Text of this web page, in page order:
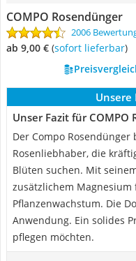
COMPO Rosendünger
2006
ab 9,00 € ( Sofort lieferbar)
Unsere
Unser Fazit für COMPO
Der Compo
Rosenliebhaber, die
Blüten suchen. Mit
zusätzlichem
Pflanzenwachstum. Die
Anwendung. Ein solides
pflegen möchten.